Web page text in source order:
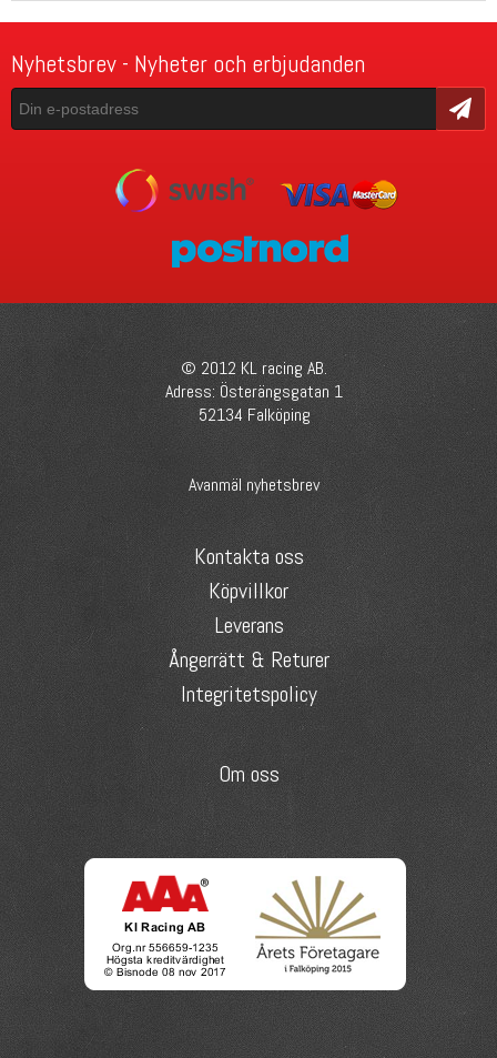
Nyhetsbrev - Nyheter och erbjudanden
Skicka
© 2012 KL racing AB.
Adress: Österängsgatan 1
52134 Falköping
Avanmäl nyhetsbrev
Kontakta oss
Köpvillkor
Leverans
Ångerrätt & Returer
Integritetspolicy
Om oss